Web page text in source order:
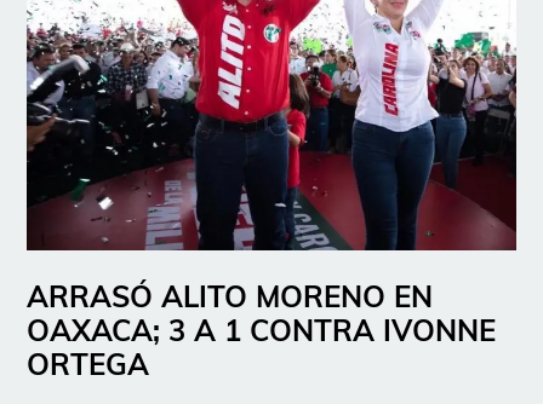
ARRASÓ ALITO MORENO EN
OAXACA; 3 A 1 CONTRA IVONNE
ORTEGA